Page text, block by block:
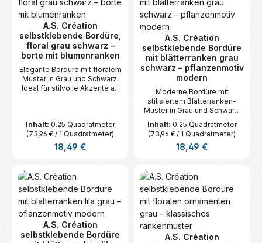
A.S. Création
selbstklebende Bordüre,
floral grau schwarz –
borte mit blumenranken
Elegante Bordüre mit floralem
Muster in Grau und Schwarz.
Ideal für stilvolle Akzente an
Inhalt: 0.25 Quadratmeter
(73,96 € / 1 Quadratmeter)
Regulärer Preis:
18,49 €
A.S. Création
selbstklebende Bordüre
mit blätterranken grau
schwarz – pflanzenmotiv
modern
Moderne Bordüre mit
stilisiertem Blätterranken-
Muster in Grau und Schwarz.
Selbstklebend für mühelose
Anbringung. Maße: 5 m x 0,05
m.
Inhalt: 0.25 Quadratmeter
(73,96 € / 1 Quadratmeter)
Regulärer Preis:
18,49 €
A.S. Création
selbstklebende Bordüre
A.S. Création